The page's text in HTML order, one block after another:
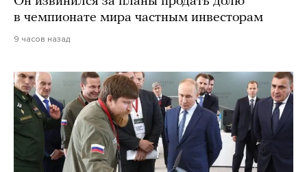
в чемпионате мира частным инвесторам
9 часов назад